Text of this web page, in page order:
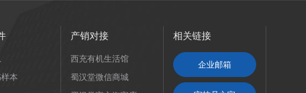
本
产销对接
西充有机生活馆
蜀汉堂微信商城
相关链接
企业邮箱